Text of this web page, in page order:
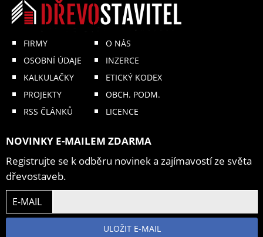
FIRMY
OSOBNÍ ÚDAJE
KALKULAČKY
PROJEKTY
RSS ČLÁNKŮ
O NÁS
INZERCE
ETICKÝ KODEX
OBCH. PODM.
LICENCE
NOVINKY E-MAILEM ZDARMA
Registrujte se k odběru novinek a zajímavostí ze světa
dřevostaveb.
E-MAIL
ULOŽIT E-MAIL